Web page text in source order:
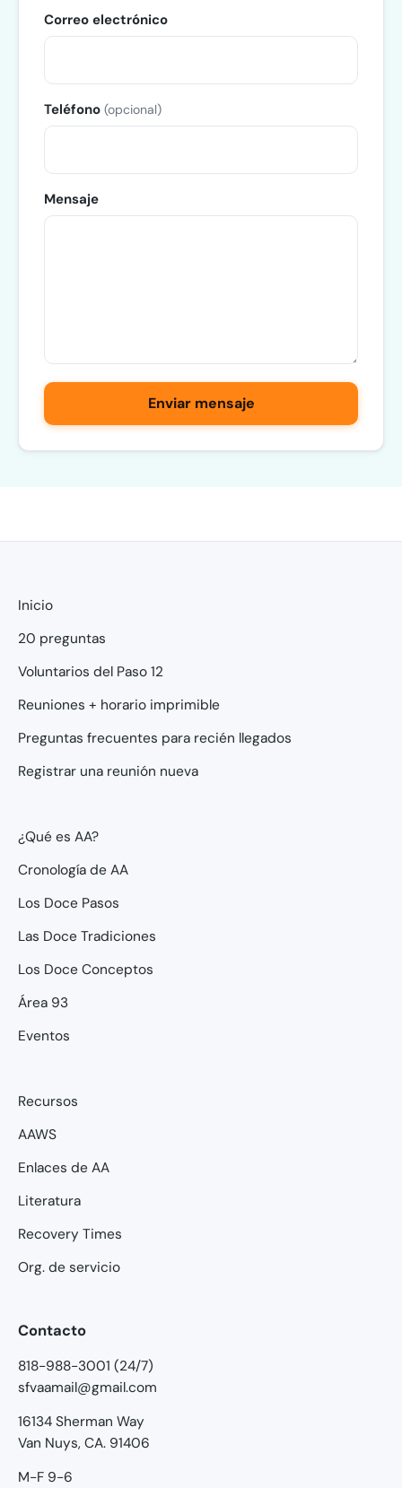
Correo electrónico
Teléfono (opcional)
Mensaje
Enviar mensaje
Inicio
20 preguntas
Voluntarios del Paso 12
Reuniones + horario imprimible
Preguntas frecuentes para recién llegados
Registrar una reunión nueva
¿Qué es AA?
Cronología de AA
Los Doce Pasos
Las Doce Tradiciones
Los Doce Conceptos
Área 93
Eventos
Recursos
AAWS
Enlaces de AA
Literatura
Recovery Times
Org. de servicio
Contacto
818-988-3001 (24/7)
sfvaamail@gmail.com
16134 Sherman Way
Van Nuys, CA. 91406
M-F 9-6